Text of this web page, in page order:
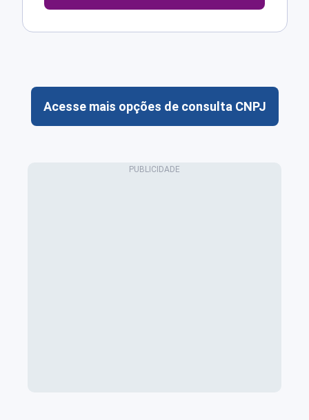
Acesse mais opções de consulta CNPJ